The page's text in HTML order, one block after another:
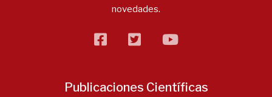
novedades.
facebooktwitterflickr
Publicaciones Científicas